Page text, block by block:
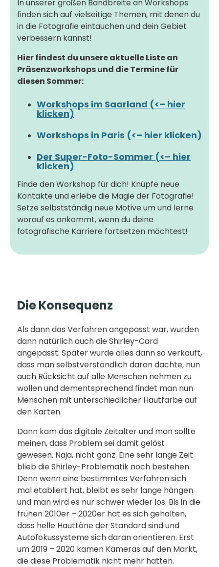
In unserer großen Bandbreite an Workshops
finden sich auf vielseitige Themen, mit denen du
in die Fotografie eintauchen und dein Gebiet
verbessern kannst!
Hier findest du unsere aktuelle Liste an
Präsenzworkshops und die Termine für
diesen Sommer:
Workshops im Saarland (<– hier
klicken)
Workshops in Paris (<– hier klicken)
Der Super-Foto-Sommer (<– hier
klicken)
Finde den Workshop für dich! Knüpfe neue
Kontakte und erlebe die Magie der Fotografie!
Setze selbstständig neue Motive um und lerne
worauf es ankommt, wenn du deine
fotografische Karriere fortsetzen möchtest!
Die Konsequenz
Als dann das Verfahren angepasst war, wurden
dann natürlich auch die Shirley-Card
angepasst. Später wurde alles dann so verkauft,
dass man selbstverständlich daran dachte, nun
auch Rücksicht auf alle Menschen nehmen zu
wollen und dementsprechend findet man nun
Menschen mit unterschiedlicher Hautfarbe auf
den Karten.
Dann kam das digitale Zeitalter und man sollte
meinen, dass Problem sei damit gelöst
gewesen. Naja, nicht ganz. Eine sehr lange Zeit
blieb die Shirley-Problematik noch bestehen.
Denn wenn eine bestimmtes Verfahren sich
mal etabliert hat, bleibt es sehr lange hängen
und man wird es nur schwer wieder los. Bis in die
frühen 2010er – 2020er hat es sich gehalten,
dass helle Hauttöne der Standard sind und
Autofokussysteme sich daran orientieren. Erst
um 2019 – 2020 kamen Kameras auf den Markt,
die diese Problematik nicht mehr hatten.